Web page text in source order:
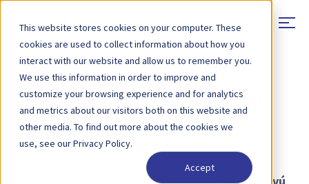
This website stores cookies on your computer. These
cookies are used to collect information about how you
interact with our website and allow us to remember you.
We use this information in order to improve and
customize your browsing experience and for analytics
and metrics about our visitors both on this website and
other media. To find out more about the cookies we
use, see our Privacy Policy.
Accept
Bezplatná elektronická
fakturácia
Komplexný nástroj pre elektronickú fakturáciu a